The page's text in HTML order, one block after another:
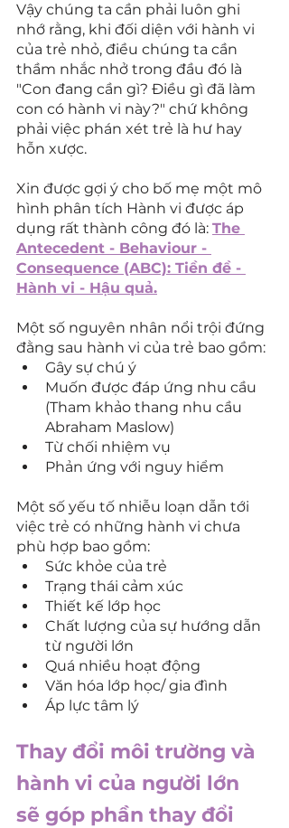
Vậy chúng ta cần phải luôn ghi
nhớ rằng, khi đối diện với hành vi
của trẻ nhỏ, điều chúng ta cần
thầm nhắc nhở trong đầu đó là
"Con đang cần gì? Điều gì đã làm
con có hành vi này?" chứ không
phải việc phán xét trẻ là hư hay
hỗn xược.
Xin được gợi ý cho bố mẹ một mô
hình phân tích Hành vi được áp
dụng rất thành công đó là: The
Antecedent - Behaviour -
Consequence (ABC): Tiền đề -
Hành vi - Hậu quả.
Một số nguyên nhân nổi trội đứng
đằng sau hành vi của trẻ bao gồm:
Gây sự chú ý
Muốn được đáp ứng nhu cầu
(Tham khảo thang nhu cầu
Abraham Maslow)
Từ chối nhiệm vụ
Phản ứng với nguy hiểm
Một số yếu tố nhiễu loạn dẫn tới
việc trẻ có những hành vi chưa
phù hợp bao gồm:
Sức khỏe của trẻ
Trạng thái cảm xúc
Thiết kế lớp học
Chất lượng của sự hướng dẫn
từ người lớn
Quá nhiều hoạt động
Văn hóa lớp học/ gia đình
Áp lực tâm lý
Thay đổi môi trường và
hành vi của người lớn
sẽ góp phần thay đổi